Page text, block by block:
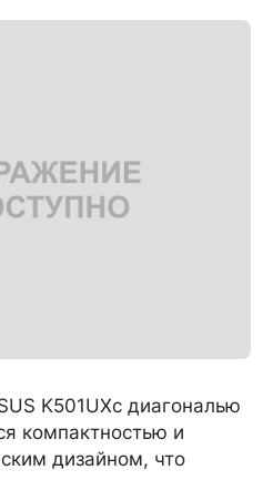
K501UXс диагональю
компактностью и
дизайном, что